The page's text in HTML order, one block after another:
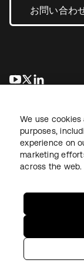
お問い合わ
新しいタブで
新しいタブ
法務プライバシー
Copyright © 2026
We use
purposes,
experience on
marketing
across the web.